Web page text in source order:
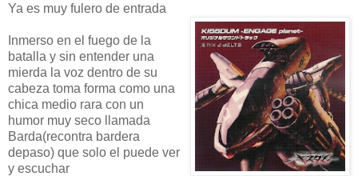
Ya es muy fulero de entrada
Inmerso en el fuego de la
batalla y sin entender una
mierda la voz dentro de su
cabeza toma forma como una
chica medio rara con un
humor muy seco llamada
Barda(recontra bardera
depaso) que solo el puede ver
y escuchar